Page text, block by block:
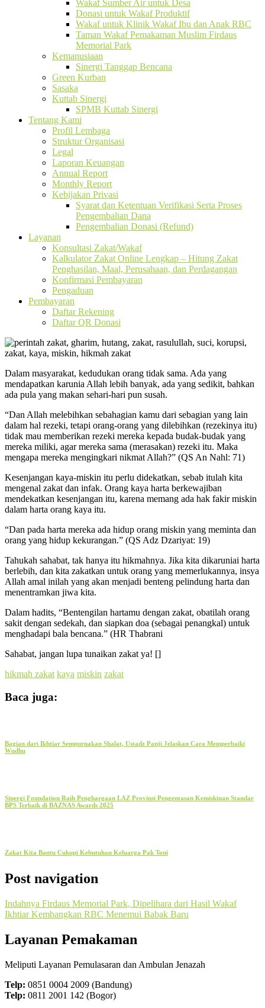
Wakaf Sumber Air untuk Desa
Donasi untuk Wakaf Produktif
Wakaf untuk Klinik Wakaf Ibu dan Anak RBC
Taman Wakaf Pemakaman Muslim Firdaus
Memorial Park
Kemanusiaan
Sinergi Tanggap Bencana
Green Kurban
Sasaka
Kuttab Sinergi
SPMB Kuttab Sinergi
Tentang Kami
Profil Lembaga
Struktur Organisasi
Legal
Laporan Keuangan
Annual Report
Monthly Report
Kebijakan Privasi
Syarat dan Ketentuan Verifikasi Serta Proses
Pengembalian Dana
Pengembalian Donasi (Refund)
Layanan
Konsultasi Zakat/Wakaf
Kalkulator Zakat Online Lengkap – Hitung Zakat
Penghasilan, Maal, Perusahaan, dan Perdagangan
Konfirmasi Pembayaran
Pengaduan
Pembayaran
Daftar Rekening
Daftar QR Donasi
Dalam masyarakat, kedudukan orang tidak sama. Ada yang
mendapatkan karunia Allah lebih banyak, ada yang sedikit, bahkan
ada pula yang makan sehari-hari pun susah.
“Dan Allah melebihkan sebahagian kamu dari sebagian yang lain
dalam hal rezeki, tetapi orang-orang yang dilebihkan (rezekinya itu)
tidak mau memberikan rezeki mereka kepada budak-budak yang
mereka miliki, agar mereka sama (merasakan) rezeki itu. Maka
mengapa mereka mengingkari nikmat Allah?” (QS An Nahl: 71)
Kesenjangan kaya-miskin itu perlu didekatkan, sebab itulah kita
mengenal zakat dan infak. Orang kaya harta berkewajiban
mendekatkan kesenjangan itu, karena memang ada hak fakir miskin
dalam harta orang kaya itu.
“Dan pada harta mereka ada hidup orang miskin yang meminta dan
orang yang hidup kekurangan.” (QS Adz Dzariyat: 19)
Tahukah sahabat, tak hanya itu hikmahnya. Jika kita dikaruniai harta
berlebih, dan kita zakatkan untuk orang yang memerlukannya, insya
Allah amal inilah yang akan menjadi benteng pelindung harta dan
menentramkan jiwa kita.
Dalam hadits, “Bentengilan hartamu dengan zakat, obatilah orang
sakit dengan sedekah, dan siapkan doa (sebagai penangkal) untuk
menghadapi bala bencana.” (HR Thabrani
Sahabat, jangan lupa tunaikan zakat ya! []
hikmah zakat kaya miskin zakat
Baca juga:
Bagian dari Ikhtiar Sempurnakan Shalat, Ustadz Panji Jelaskan Cara Memperbaiki
Wudhu
Sinergi Foundation Raih Penghargaan LAZ Provinsi Pengentasan Kemiskinan Standar
BPS Terbaik di BAZNAS Awards 2025
Zakat Kita Bantu Cukupi Kebutuhan Keluarga Pak Toni
Post navigation
Indahnya Firdaus Memorial Park, Dipelihara dari Hasil Wakaf
Ikhtiar Kembangkan RBC Menemui Babak Baru
Layanan Pemakaman
Meliputi Layanan Pemulasaran dan Ambulan Jenazah
Telp: 0851 0004 2009 (Bandung)
Telp: 0811 2001 142 (Bogor)